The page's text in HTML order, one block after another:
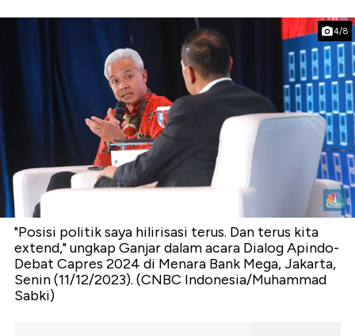
4/8
"Posisi politik saya hilirisasi terus. Dan terus kita
extend," ungkap Ganjar dalam acara Dialog Apindo-
Debat Capres 2024 di Menara Bank Mega, Jakarta,
Senin (11/12/2023). (CNBC Indonesia/Muhammad
Sabki)